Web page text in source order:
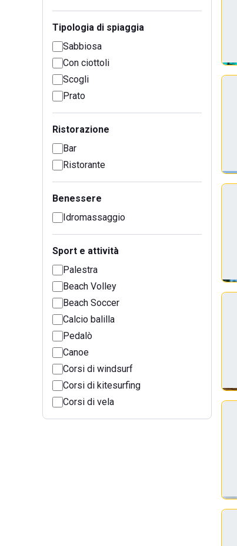
Tipologia di spiaggia
Sabbiosa
Con ciottoli
Scogli
Prato
Ristorazione
Bar
Ristorante
Benessere
Idromassaggio
Sport e attività
Palestra
Beach Volley
Beach Soccer
Calcio balilla
Pedalò
Canoe
Corsi di windsurf
Corsi di kitesurfing
Corsi di vela